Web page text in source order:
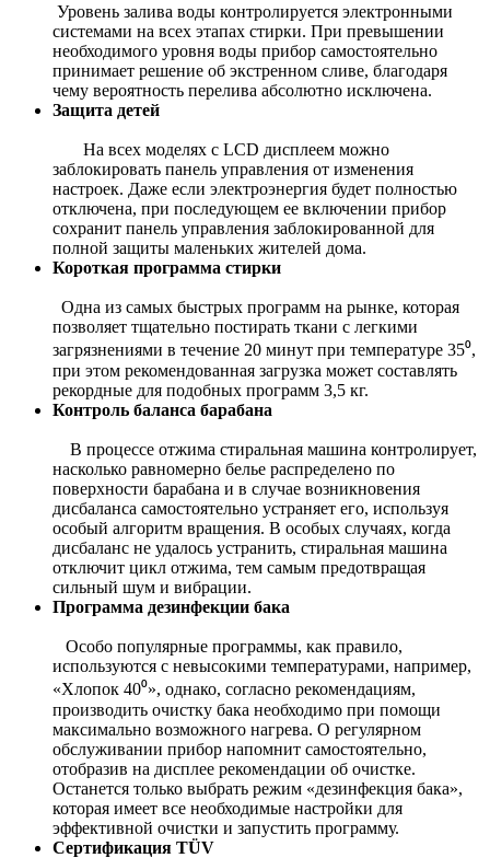
Уровень залива воды контролируется электронными
системами на всех этапах стирки. При превышении
необходимого уровня воды прибор самостоятельно
принимает решение об экстренном сливе, благодаря
чему вероятность перелива абсолютно исключена.
Защита детей
На всех моделях с LCD дисплеем можно
заблокировать панель управления от изменения
настроек. Даже если электроэнергия будет полностью
отключена, при последующем ее включении прибор
сохранит панель управления заблокированной для
полной защиты маленьких жителей дома.
Короткая программа стирки
Одна из самых быстрых программ на рынке, которая
позволяет тщательно постирать ткани с легкими
загрязнениями в течение 20 минут при температуре 35⁰,
при этом рекомендованная загрузка может составлять
рекордные для подобных программ 3,5 кг.
Контроль баланса барабана
В процессе отжима стиральная машина контролирует,
насколько равномерно белье распределено по
поверхности барабана и в случае возникновения
дисбаланса самостоятельно устраняет его, используя
особый алгоритм вращения. В особых случаях, когда
дисбаланс не удалось устранить, стиральная машина
отключит цикл отжима, тем самым предотвращая
сильный шум и вибрации.
Программа дезинфекции бака
Особо популярные программы, как правило,
используются с невысокими температурами, например,
«Хлопок 40⁰», однако, согласно рекомендациям,
производить очистку бака необходимо при помощи
максимально возможного нагрева. О регулярном
обслуживании прибор напомнит самостоятельно,
отобразив на дисплее рекомендации об очистке.
Останется только выбрать режим «дезинфекция бака»,
которая имеет все необходимые настройки для
эффективной очистки и запустить программу.
Сертификация TÜV